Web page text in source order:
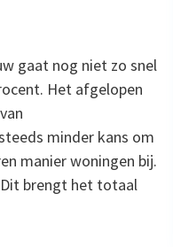
gaat nog niet zo snel
Het afgelopen
minder kans om
manier woningen bij.
brengt het totaal